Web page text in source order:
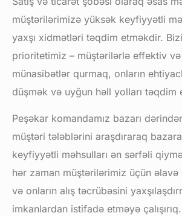
müştərilərimizə yüksək keyfiyyətli
yaxşı xidmətləri təqdim etməkdir.
prioritetimiz – müştərilərlə effektiv və
münasibətlər qurmaq, onların
düşmək və uyğun həll yolları təqdim
Peşəkar komandamız bazarı
müştəri tələblərini araşdıraraq
keyfiyyətli məhsulları ən sərfəli
hər zaman müştərilərimiz üçün
və onların alış təcrübəsini
imkanlardan istifadə etməyə çalışırıq.